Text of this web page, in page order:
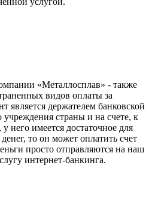
«Металлосплав» - также
видов оплаты за
является держателем банковской
страны и на счете, к
него имеется достаточное для
то он может оплатить счет
просто отправляются на наш
интернет-банкинга.